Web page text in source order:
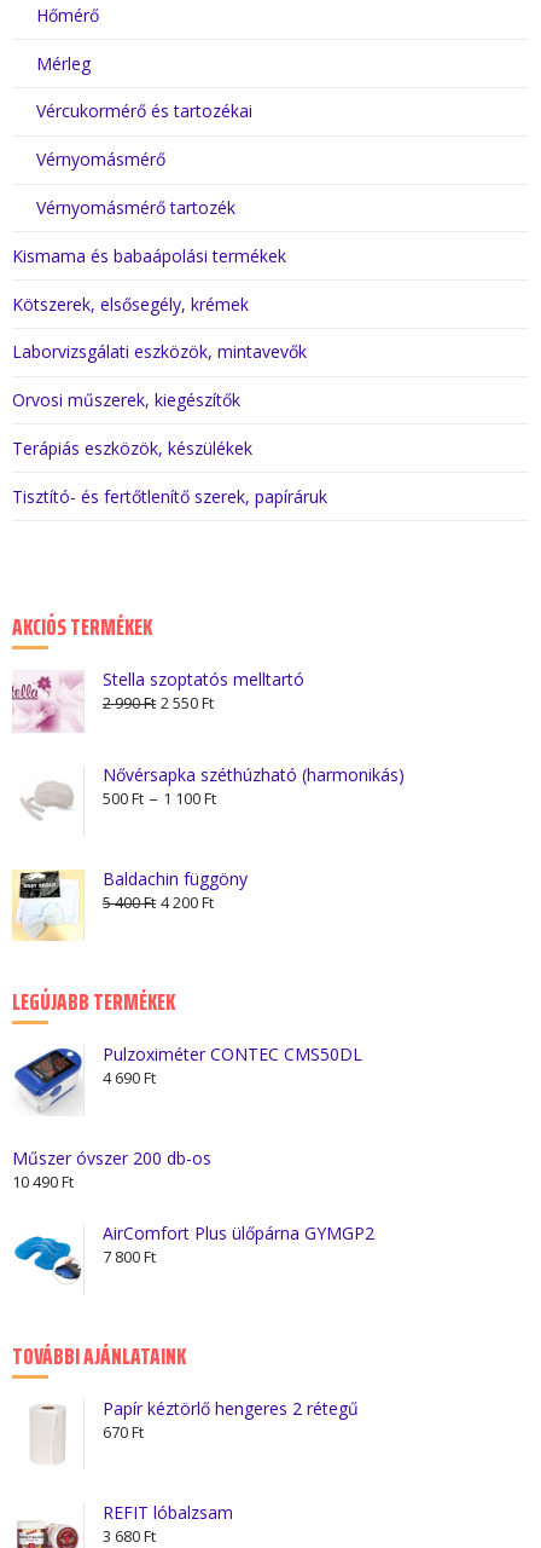
AKCIÓS TERMÉKEK
Stella szoptatós melltartó
2 990Ft Original
2
990 Ft.
2 550FtCurrent
2
550 Ft.
Nővérsapka széthúzható (harmonikás)
500Ft – 1 100FtÁrtartomány:
1
Baldachin függöny
5 400Ft Original
400 Ft.
4 200FtCurrent
LEGÚJABB TERMÉKEK
Pulzoximéter CONTEC CMS50DL
4 690Ft
Műszer óvszer 200 db-os
10 490Ft
AirComfort Plus ülőpárna GYMGP2
7 800Ft
TOVÁBBI AJÁNLATAINK
Papír kéztörlő hengeres 2 rétegű
670Ft
REFIT lóbalzsam
3 680Ft
Hőmérő
Mérleg
Vércukormérő és tartozékai
Vérnyomásmérő
Vérnyomásmérő tartozék
Kismama és babaápolási termékek
Kötszerek, elsősegély, krémek
Laborvizsgálati eszközök, mintavevők
Orvosi műszerek, kiegészítők
Terápiás eszközök, készülékek
Tisztító- és fertőtlenítő szerek, papíráruk